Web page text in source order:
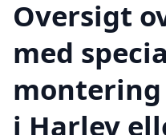
Oversigt
med
i Harlev